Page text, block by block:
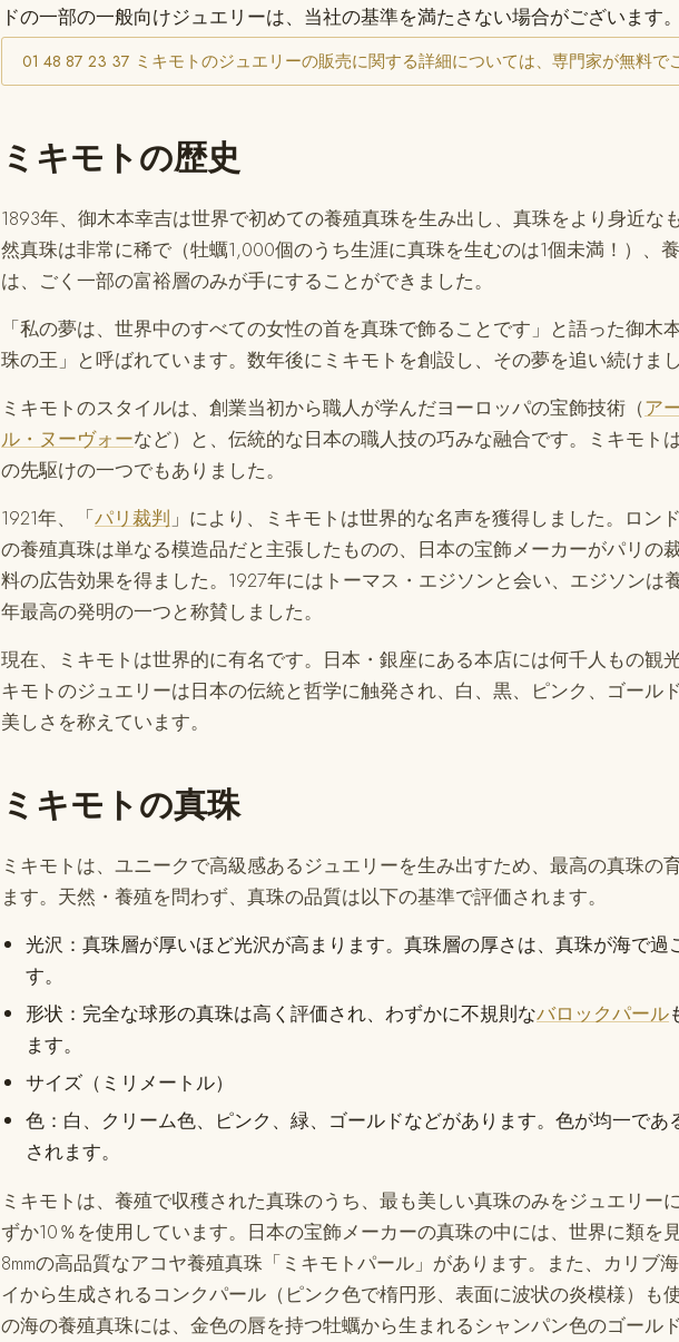
ドの一部の一般向けジュエリーは、当社の基準を満たさない場合がございます。
01 48 87 23 37 ミキモトのジュエリーの販売に関する詳細については、専門家が無料で
ミキモトの歴史
1893年、御木本幸吉は世界で初めての養殖真珠を生み出し、真珠をより身近な
然真珠は非常に稀で（牡蠣1,000個のうち生涯に真珠を生むのは1個未満！）、
は、ごく一部の富裕層のみが手にすることができました。
「私の夢は、世界中のすべての女性の首を真珠で飾ることです」と語った御木
珠の王」と呼ばれています。数年後にミキモトを創設し、その夢を追い続けまし
ミキモトのスタイルは、創業当初から職人が学んだヨーロッパの宝飾技術（ア
ル・ヌーヴォーなど）と、伝統的な日本の職人技の巧みな融合です。ミキモト
の先駆けの一つでもありました。
1921年、「パリ裁判 」により、ミキモトは世界的な名声を獲得しました。ロン
の養殖真珠は単なる模造品だと主張したものの、日本の宝飾メーカーがパリの
料の広告効果を得ました。1927年にはトーマス・エジソンと会い、エジソンは
年最高の発明の一つと称賛しました。
現在、ミキモトは世界的に有名です。日本・銀座にある本店には何千人もの観
キモトのジュエリーは日本の伝統と哲学に触発され、白、黒、ピンク、ゴール
美しさを称えています。
ミキモトの真珠
ミキモトは、ユニークで高級感あるジュエリーを生み出すため、最高の真珠の
ます。天然・養殖を問わず、真珠の品質は以下の基準で評価されます。
光沢：真珠層が厚いほど光沢が高まります。真珠層の厚さは、真珠が海で過
す。
形状：完全な球形の真珠は高く評価され、わずかに不規則なバロックパール
ます。
サイズ（ミリメートル）
色：白、クリーム色、ピンク、緑、ゴールドなどがあります。色が均一であ
されます。
ミキモトは、養殖で収穫された真珠のうち、最も美しい真珠のみをジュエリー
ずか10％を使用しています。日本の宝飾メーカーの真珠の中には、世界に類を
8mmの高品質なアコヤ養殖真珠「ミキモトパール」があります。また、カリブ
イから生成されるコンクパール（ピンク色で楕円形、表面に波状の炎模様）も
の海の養殖真珠には、金色の唇を持つ牡蠣から生まれるシャンパン色のゴール